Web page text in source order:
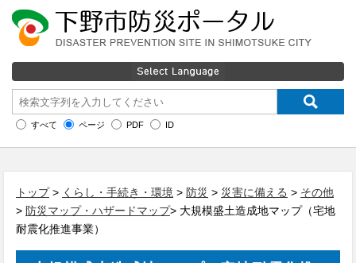
すべて ページ PDF ID
トップ> くらし・手続き・環境 > 防災 > 災害に備える > その他
> 防災マップ・ハザードマップ> 大規模盛土造成地マップ（宅地
耐震化推進事業）